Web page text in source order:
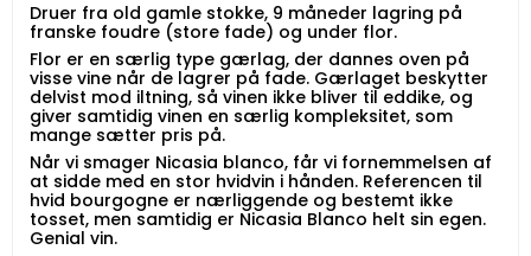
Druer fra old gamle stokke, 9 måneder lagring på
franske foudre (store fade) og under flor.
Flor er en særlig type gærlag, der dannes oven på
visse vine når de lagrer på fade. Gærlaget beskytter
delvist mod iltning, så vinen ikke bliver til eddike, og
giver samtidig vinen en særlig kompleksitet, som
mange sætter pris på.
Når vi smager Nicasia blanco, får vi fornemmelsen af
at sidde med en stor hvidvin i hånden. Referencen til
hvid bourgogne er nærliggende og bestemt ikke
tosset, men samtidig er Nicasia Blanco helt sin egen.
Genial vin.